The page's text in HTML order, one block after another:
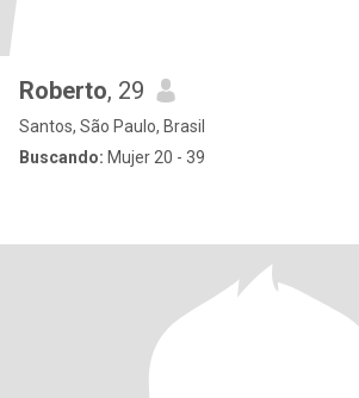
Roberto, 29
Santos, São Paulo, Brasil
Buscando: Mujer 20 - 39